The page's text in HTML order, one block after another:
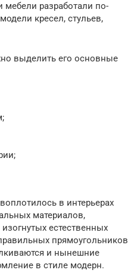
мебели разработали по-
кресел, стульев,
выделить его основные
в интерьерах
материалов,
естественных
прямоугольников
и нынешние
в стиле модерн.